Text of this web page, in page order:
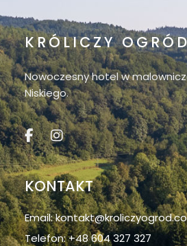
KRÓLICZY
Nowoczesny hotel w
Niskiego.
KONTAKT
Email:
Telefon: +48 604 327 327